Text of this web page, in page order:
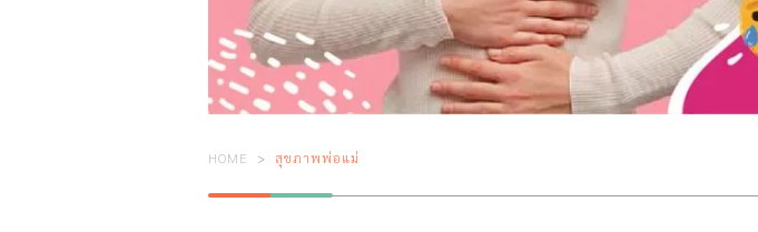
HOME สุขภาพพ่อแม่